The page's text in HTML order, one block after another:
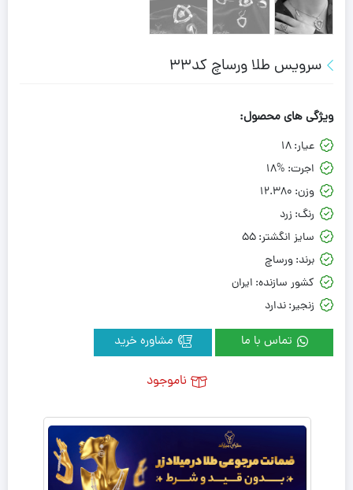
سرویس طلا ورساچ کد33
ویژگی های محصول:
عیار:18
اجرت: 18%
وزن: 12.380
رنگ: زرد
سایز انگشتر:55
برند:ورساچ
کشور سازنده: ایران
زنجیر:ندارد
تماس با ما
ناموجود